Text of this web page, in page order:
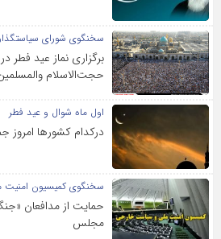
سخنگوی شورای
برگزاری نماز عید فطر
حجت‌الاسلام
اول ماه شوال و عید فطر
درکدام کشورها
سخنگوی کمیسیون امنیت
حمایت از مدافعان
مجلس